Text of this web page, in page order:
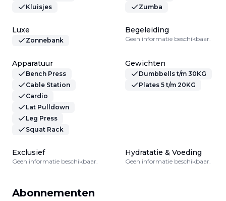
Kluisjes
Zumba
Luxe
Zonnebank
Begeleiding
Geen informatie beschikbaar.
Apparatuur
Bench Press
Cable Station
Cardio
Lat Pulldown
Leg Press
Squat Rack
Gewichten
Dumbbells t/m 30KG
Plates 5 t/m 20KG
Exclusief
Geen informatie beschikbaar.
Hydratatie & Voeding
Geen informatie beschikbaar.
Abonnementen